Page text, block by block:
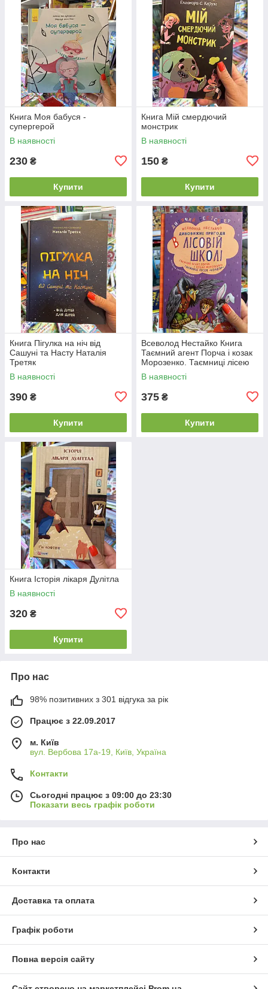
Книга Моя бабуся -
супергерой
В наявності
230 ₴
Купити
Книга Мій смердючий
монстрик
В наявності
150 ₴
Купити
Книга Пігулка на ніч від
Сашуні та Насту Наталія
Третяк
В наявності
390 ₴
Купити
Всеволод Нестайко Книга
Таємний агент Порча і козак
Морозенко. Таємниці лісею
"Кондор"
В наявності
375 ₴
Купити
Книга Історія лікаря Дулітла
В наявності
320 ₴
Купити
Про нас
98% позитивних з 301 відгука за рік
Працює з 22.09.2017
м. Київ
вул. Вербова 17а-19, Київ, Україна
Контакти
Сьогодні працює з 09:00 до 23:30
Показати весь графік роботи
Про нас
Контакти
Доставка та оплата
Графік роботи
Повна версія сайту